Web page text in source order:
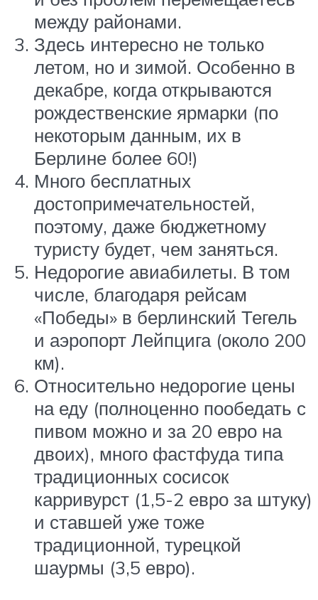
между районами.
Здесь интересно не только
летом, но и зимой. Особенно в
декабре, когда открываются
рождественские ярмарки (по
некоторым данным, их в
Берлине более 60!)
Много бесплатных
достопримечательностей,
поэтому, даже бюджетному
туристу будет, чем заняться.
Недорогие авиабилеты. В том
числе, благодаря рейсам
«Победы» в берлинский Тегель
и аэропорт Лейпцига (около 200
км).
Относительно недорогие цены
на еду (полноценно пообедать с
пивом можно и за 20 евро на
двоих), много фастфуда типа
традиционных сосисок
карривурст (1,5-2 евро за штуку)
и ставшей уже тоже
традиционной, турецкой
шаурмы (3,5 евро).